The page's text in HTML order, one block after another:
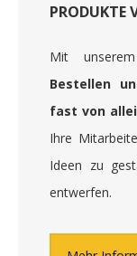
PRODUKTE
Mit
Bestellen
fast von
Ihre
Ideen zu
entwerfen.